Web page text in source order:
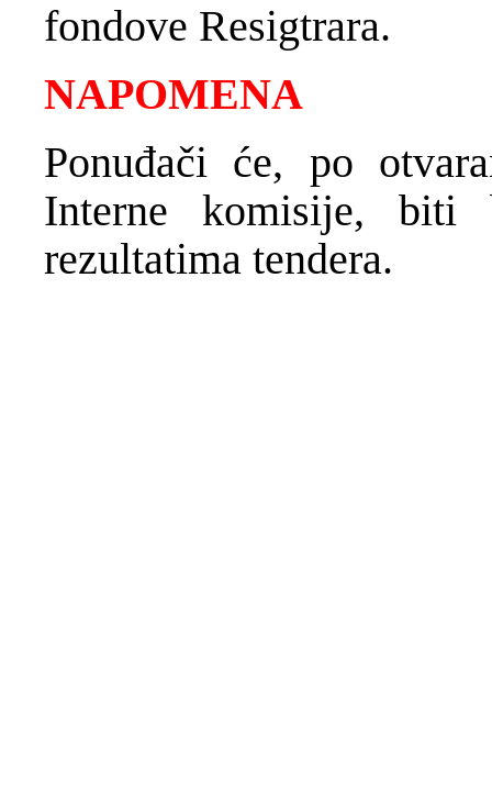
fondove Resigtrara.
NAPOMENA
Ponuđači će, po
Interne komisije, biti
rezultatima tendera.